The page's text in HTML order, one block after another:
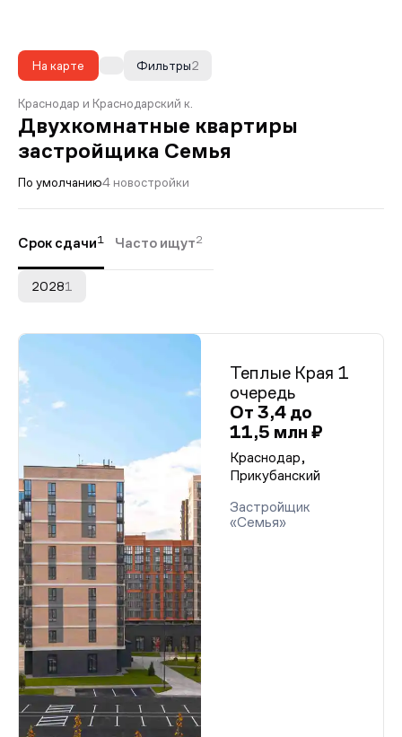
На карте 2
Фильтры
Краснодар и Краснодарский к.
Двухкомнатные квартиры
застройщика Семья
По умолчанию4 новостройки
Срок сдачи1 Часто ищут2
20281
Теплые Края 1
очередь
От 3,4 до
11,5 млн ₽
Краснодар,
Прикубанский
Застройщик
«Семья»